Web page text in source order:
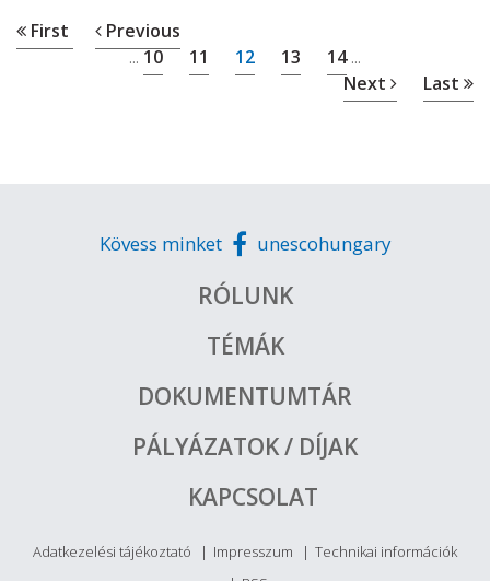
First Previous
... 10 11 12 13 14...
Next Last
Kövess minket unescohungary
RÓLUNK
TÉMÁK
DOKUMENTUMTÁR
PÁLYÁZATOK / DÍJAK
KAPCSOLAT
Adatkezelési tájékoztató Impresszum
Technikai információk